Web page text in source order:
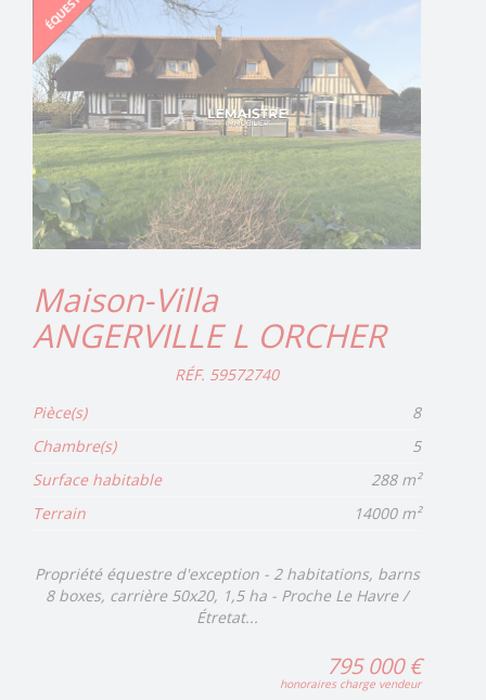
Maison-Villa
ANGERVILLE L ORCHER
RÉF. 59572740
Pièce(s)
8
Chambre(s)
5
Surface habitable
288 m²
Terrain
14000 m²
Propriété équestre d'exception - 2 habitations, barns
8 boxes, carrière 50x20, 1,5 ha - Proche Le Havre /
Étretat...
795 000 €
honoraires charge vendeur